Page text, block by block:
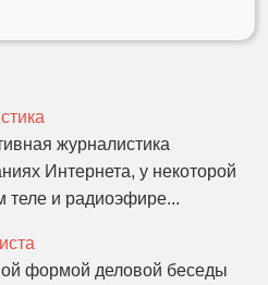
журналистика
Интернета, у некоторой
теле и радиоэфире...
формой деловой беседы